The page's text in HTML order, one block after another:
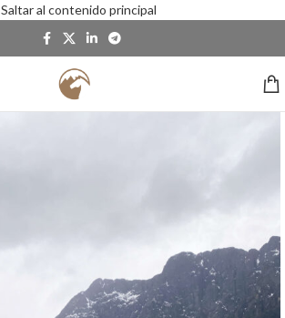
Saltar al contenido principal